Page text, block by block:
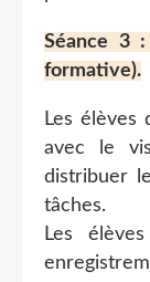
Séance 3
formative).
Les élèves
avec le
distribuer
tâches.
Les